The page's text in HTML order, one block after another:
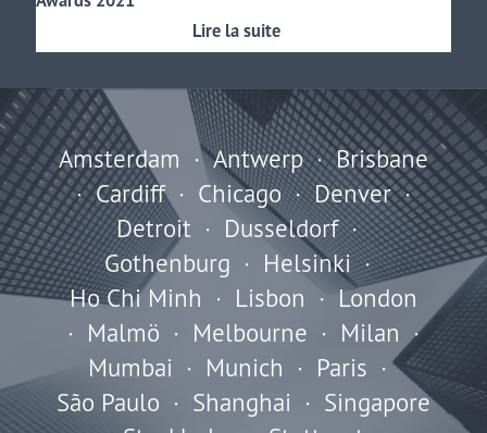
Lire la suite
Amsterdam ·Antwerp·Brisbane
·Cardiff· Chicago·Denver·
Detroit · Dusseldorf·
Gothenburg · Helsinki·
Ho Chi Minh · Lisbon ·London
· Malmö · Melbourne · Milan ·
Mumbai · Munich · Paris ·
São Paulo · Shanghai · Singapore